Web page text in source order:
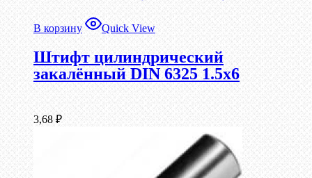
В корзину Quick View
Штифт цилиндрический
закалённый DIN 6325 1.5х6
3,68 ₽